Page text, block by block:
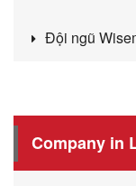
Đội ngũ
Company in